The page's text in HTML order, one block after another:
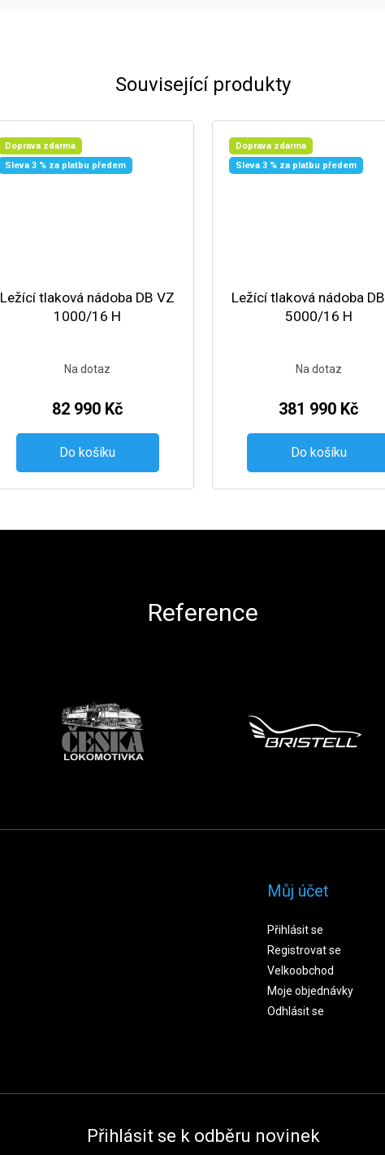
Související produkty
Doprava zdarma
Sleva 3 % za platbu předem
Ležící tlaková nádoba DB VZ
1000/16 H
Na dotaz
82 990 Kč
Do košíku
Doprava zdarma
Sleva 3 % za platbu předem
Ležící tlaková nádoba
5000/16 H
Na dotaz
381 990 Kč
Do košíku
Reference
Můj účet
Přihlásit se
Registrovat se
Velkoobchod
Moje objednávky
Odhlásit se
Přihlásit se k odběru novinek